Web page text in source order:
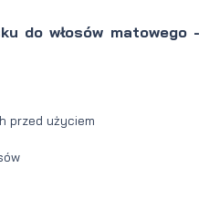
do włosów matowego -
przed użyciem